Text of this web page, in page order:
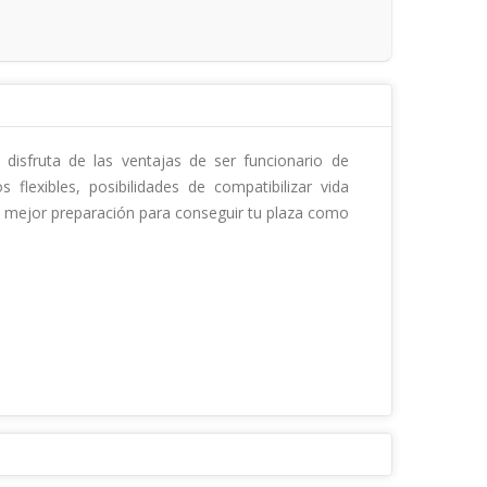
disfruta de las ventajas de ser funcionario de
flexibles, posibilidades de compatibilizar vida
preparación para conseguir tu plaza como